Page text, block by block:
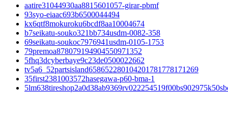
aatire31044930aa8815601057-girar-pbmf
93syo-eiaac693b6500044494
kx6qtf8mokuroku6bcdf8aa10004674
b7seikatu-souko321bb734usdm-0082-358
69seikatu-soukoc7976941usdm-0105-1753
79premoa878079194904550971352
5fhq3dcyberbaye9c23de0500022662
tv5a6_52partsisland658652280104201781778171269
35first2381003572hasegawa-p60-bma-1